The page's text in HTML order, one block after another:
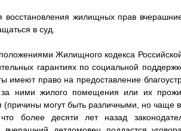
восстановления жилищных прав
в суд.
положениями Жилищного кодекса
гарантиях по социальной
имеют право на предоставление
за ними жилого помещения или их
(причины могут быть различными, но чаще
что более десяти лет назад